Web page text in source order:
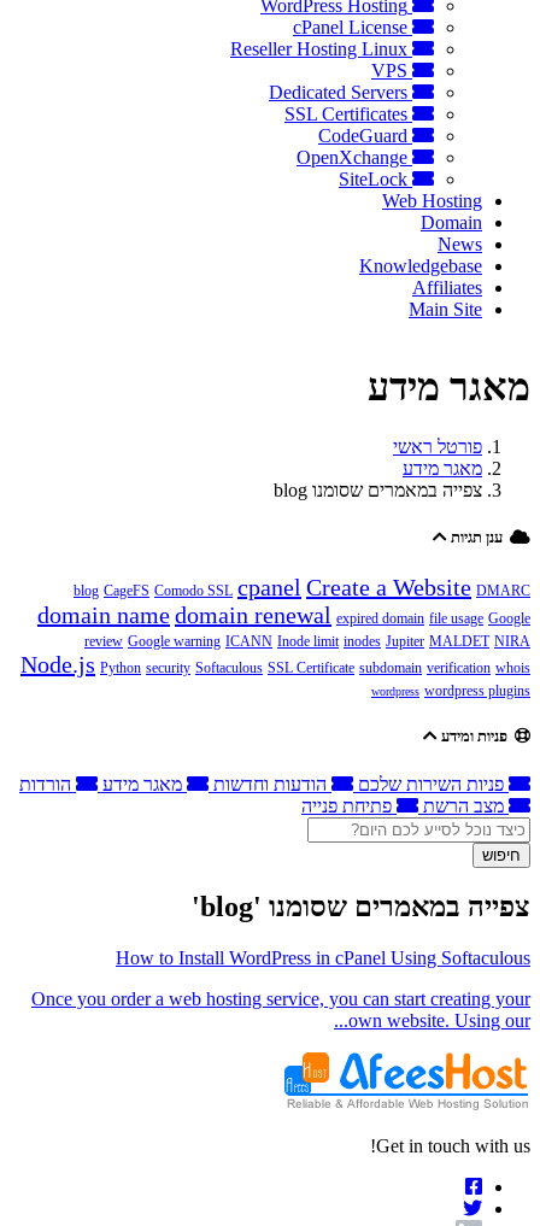
Web Hosting
Domain
News
Knowledgebase
Affiliates
Main Site
מאגר מידע
פורטל ראשי
מאגר מידע
צפייה במאמרים שסומנו blog
ענן תגיות
blog CageFS Comodo SSL cpanel Create a Website DMARC
domain namedomain renewal expired domain file usage Google
review Google warning ICANN Inode limit inodes Jupiter MALDET NIRA
Node.js Python security Softaculous SSL Certificate subdomain verification whois
wordpress wordpress plugins
פניות ומידע
פניות השירות שלכם הודעות וחדשות מאגר מידע
הורדות
מצב הרשת
פתיחת פנייה
חיפוש
צפייה במאמרים שסומנו 'blog'
How to Install WordPress in cPanel Using Softaculous
Once you order a web hosting service, you can start creating your
own website. Using our...
Get in touch with us!